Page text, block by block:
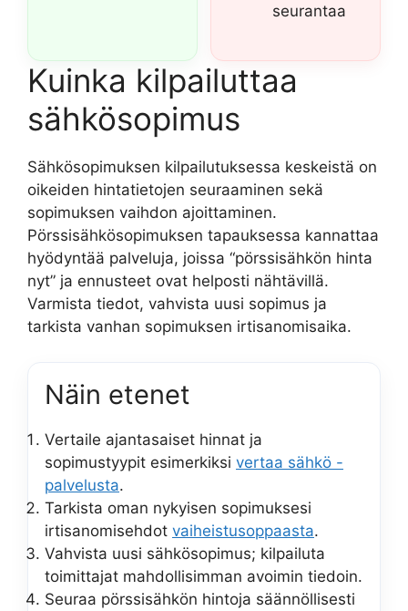
seurantaa
Kuinka kilpailuttaa
sähkösopimus
Sähkösopimuksen kilpailutuksessa keskeistä on
oikeiden hintatietojen seuraaminen sekä
sopimuksen vaihdon ajoittaminen.
Pörssisähkösopimuksen tapauksessa kannattaa
hyödyntää palveluja, joissa “pörssisähkön hinta
nyt” ja ennusteet ovat helposti nähtävillä.
Varmista tiedot, vahvista uusi sopimus ja
tarkista vanhan sopimuksen irtisanomisaika.
Näin etenet
Vertaile ajantasaiset hinnat ja
sopimustyypit esimerkiksi vertaa sähkö -
palvelusta.
Tarkista oman nykyisen sopimuksesi
irtisanomisehdot vaiheistusoppaasta.
Vahvista uusi sähkösopimus; kilpailuta
toimittajat mahdollisimman avoimin tiedoin.
Seuraa pörssisähkön hintoja säännöllisesti